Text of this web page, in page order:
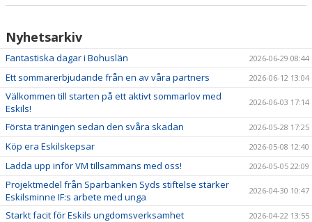
Nyhetsarkiv
Fantastiska dagar i Bohuslän 2026-06-29 08:44
Ett sommarerbjudande från en av våra partners 2026-06-12 13:04
Välkommen till starten på ett aktivt sommarlov med
Eskils!
2026-06-03 17:14
Första träningen sedan den svåra skadan 2026-05-28 17:25
Köp era Eskilskepsar 2026-05-08 12:40
Ladda upp inför VM tillsammans med oss! 2026-05-05 22:09
Projektmedel från Sparbanken Syds stiftelse stärker
Eskilsminne IF:s arbete med unga
2026-04-30 10:47
Starkt facit för Eskils ungdomsverksamhet 2026-04-22 13:55